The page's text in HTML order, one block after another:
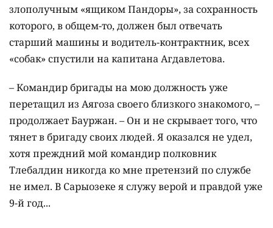
злополучным «ящиком Пандоры», за сохранность
которого, в общем-то, должен был отвечать
старший машины и водитель-контрактник, всех
«собак» спустили на капитана Агдавлетова.
– Командир бригады на мою должность уже
перетащил из Аягоза своего близкого знакомого, –
продолжает Бауржан. – Он и не скрывает того, что
тянет в бригаду своих людей. Я оказался не удел,
хотя преждний мой командир полковник
Тлебалдин никогда ко мне претензий по службе
не имел. В Сарыозеке я служу верой и правдой уже
9-й год...